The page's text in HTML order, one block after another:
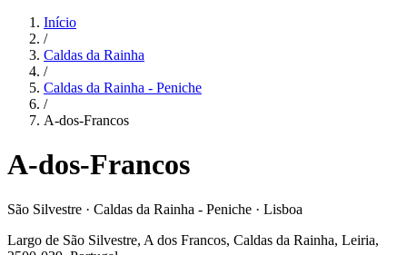
Início
/
Caldas da Rainha
/
Caldas da Rainha - Peniche
/
A-dos-Francos
A-dos-Francos
São Silvestre · Caldas da Rainha - Peniche · Lisboa
Largo de São Silvestre, A dos Francos, Caldas da Rainha, Leiria,